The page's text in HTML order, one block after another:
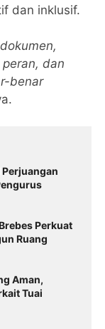
dan inklusif.
dan
benar
Perjuangan
Perkuat
Ruang
Aman,
Tuai